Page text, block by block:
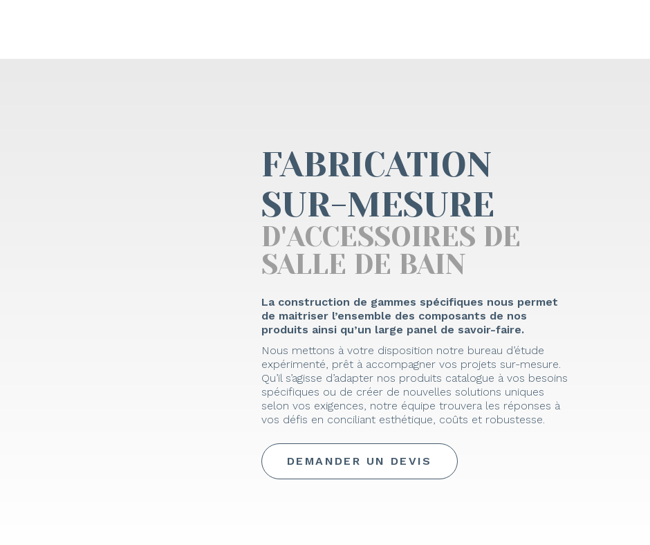
FABRICATION
SUR-MESURE
D'ACCESSOIRES DE
SALLE DE BAIN
La construction de gammes spécifiques nous permet
de maitriser l’ensemble des composants de nos
produits ainsi qu’un large panel de savoir-faire.
Nous mettons à votre disposition notre bureau d’étude
expérimenté, prêt à accompagner vos projets sur-mesure.
Qu’il s’agisse d’adapter nos produits catalogue à vos besoins
spécifiques ou de créer de nouvelles solutions uniques
selon vos exigences, notre équipe trouvera les réponses à
vos défis en conciliant esthétique, coûts et robustesse.
DEMANDER UN DEVIS